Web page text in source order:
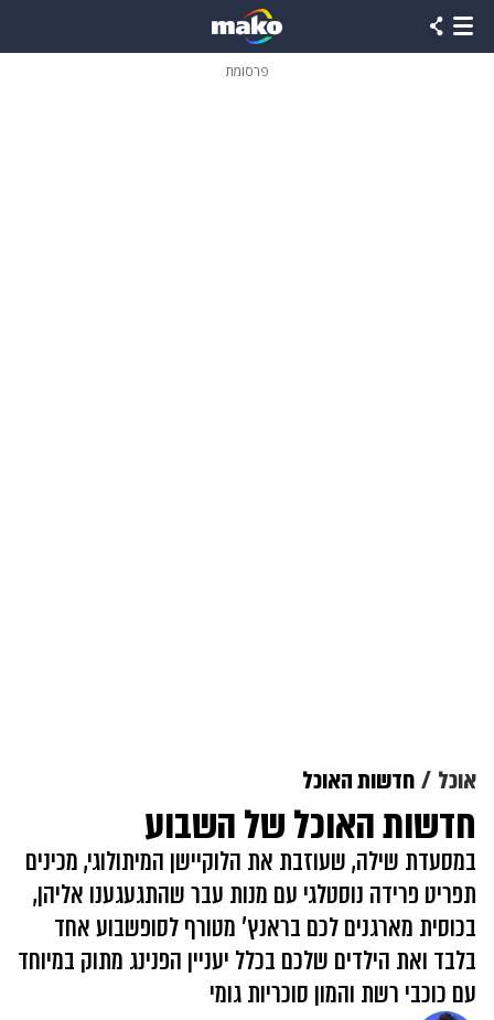
פרסומת
אוכל חדשות האוכל
חדשות האוכל של השבוע
במסעדת שילה, שעוזבת את הלוקיישן המיתולוגי, מכינים
תפריט פרידה נוסטלגי עם מנות עבר שהתגעגענו אליהן,
בכוסית מארגנים לכם בראנץ' מטורף לסופשבוע אחד
בלבד ואת הילדים שלכם בכלל יעניין הפנינג מתוק במיוחד
עם כוכבי רשת והמון סוכריות גומי